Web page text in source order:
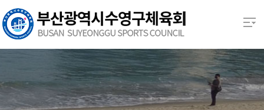
본문 바로가기
열기